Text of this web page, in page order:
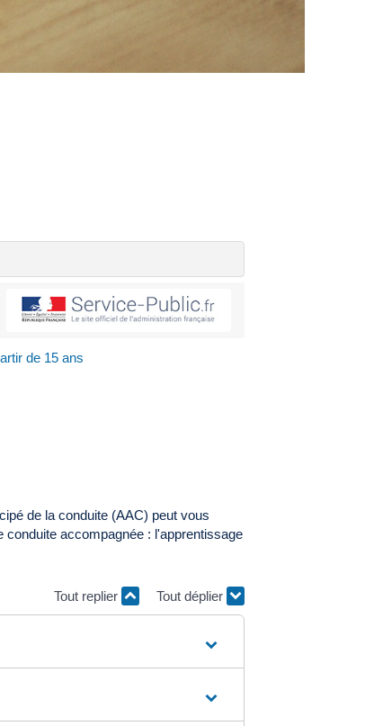
de 15 ans
de la conduite (AAC) peut vous
accompagnée : l'apprentissage
Tout replier Tout déplier